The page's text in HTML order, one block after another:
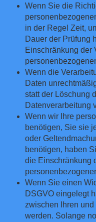
Wenn Sie die
in der Regel Zeit,
Dauer der Prüfung
Einschränkung der
Wenn die
Daten
statt der Löschung
Datenverarbeitung
Wenn wir Ihre
benötigen, Sie sie
oder
benötigen, haben
die Einschränkung
Wenn Sie einen
DSGVO eingelegt
zwischen Ihren
werden. Solange